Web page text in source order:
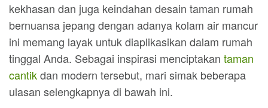
kekhasan dan juga keindahan desain taman rumah
bernuansa jepang dengan adanya kolam air mancur
ini memang layak untuk diaplikasikan dalam rumah
tinggal Anda. Sebagai inspirasi menciptakan taman
cantikdan modern tersebut, mari simak beberapa
ulasan selengkapnya di bawah ini.